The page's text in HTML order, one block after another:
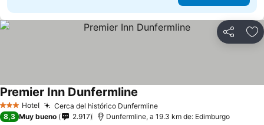
Compartir
3 Estrellas
Hotel Cerca del histórico Dunfermline
Premier Inn Dunfermline
8,3 Muy bueno 2.917 Dunfermline, a 19.3 km de: Edimburgo